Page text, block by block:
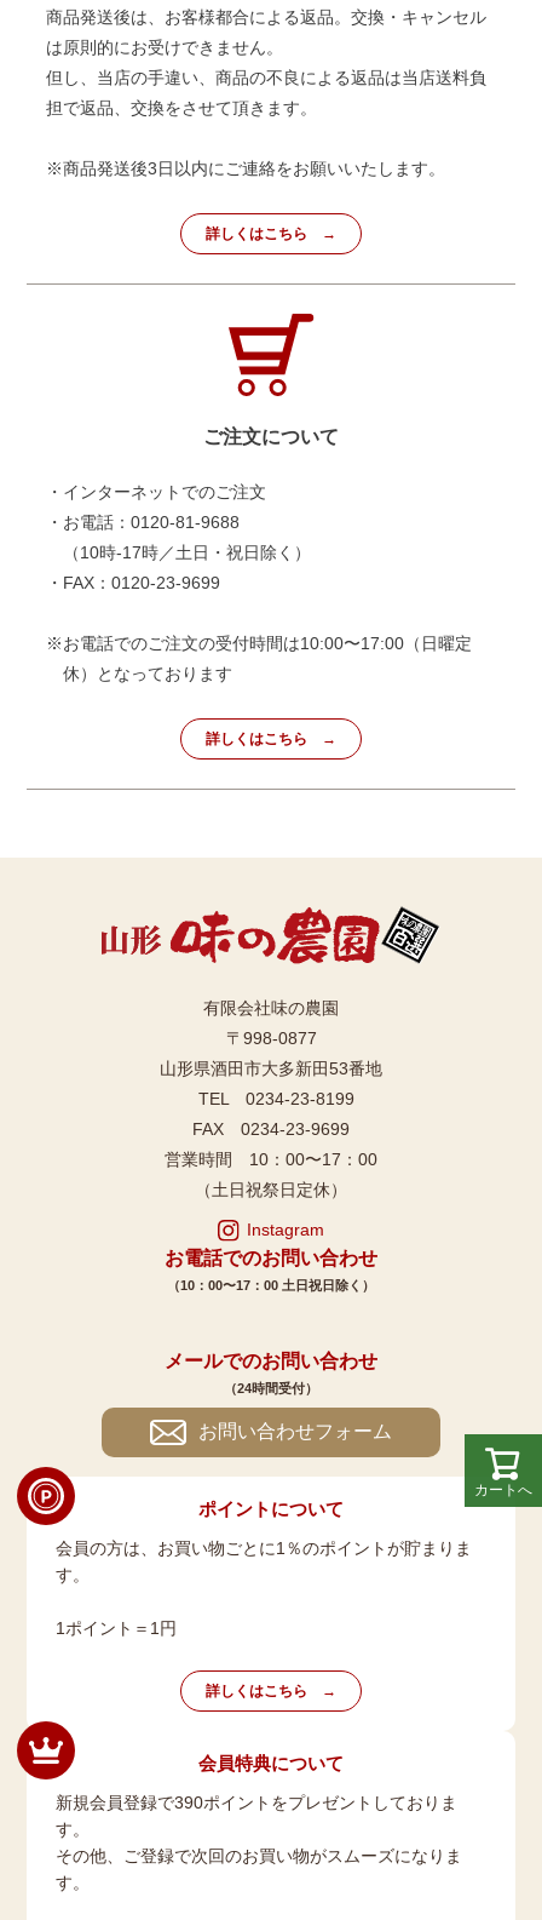
カートへ
商品発送後は、お客様都合による返品。交換・キャンセル
は原則的にお受けできません。
但し、当店の手違い、商品の不良による返品は当店送料負
担で返品、交換をさせて頂きます。
※商品発送後3日以内にご連絡をお願いいたします。
詳しくはこちら
ご注文について
・インターネットでのご注文
・お電話：0120-81-9688
（10時-17時／土日・祝日除く）
・FAX：0120-23-9699
※お電話でのご注文の受付時間は10:00〜17:00（日曜定
休）となっております
詳しくはこちら
有限会社味の農園
〒998-0877
山形県酒田市大多新田53番地
TEL 0234-23-8199
FAX 0234-23-9699
営業時間 10：00〜17：00
（土日祝祭日定休）
Instagram
お電話でのお問い合わせ
（10：00〜17：00 土日祝日除く）
メールでのお問い合わせ
（24時間受付）
お問い合わせフォーム
ポイントについて
会員の方は、お買い物ごとに1％のポイントが貯まりま
す。
1ポイント＝1円
詳しくはこちら
会員特典について
新規会員登録で390ポイントをプレゼントしておりま
す。
その他、ご登録で次回のお買い物がスムーズになりま
す。